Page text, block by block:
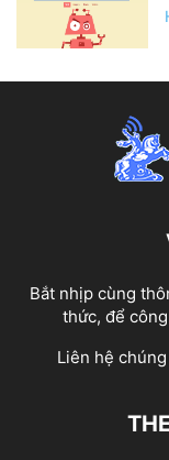
Bắt nhịp cùng
thức, để
Liên hệ